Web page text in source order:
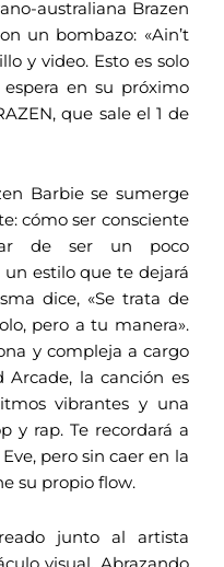
australiana Brazen
un bombazo: «Ain’t
y video. Esto es solo
en su próximo
que sale el 1 de
Barbie se sumerge
cómo ser consciente
de ser un poco
estilo que te dejará
dice, «Se trata de
pero a tu manera».
y compleja a cargo
la canción es
vibrantes y una
y rap. Te recordará a
pero sin caer en la
su propio flow.
junto al artista